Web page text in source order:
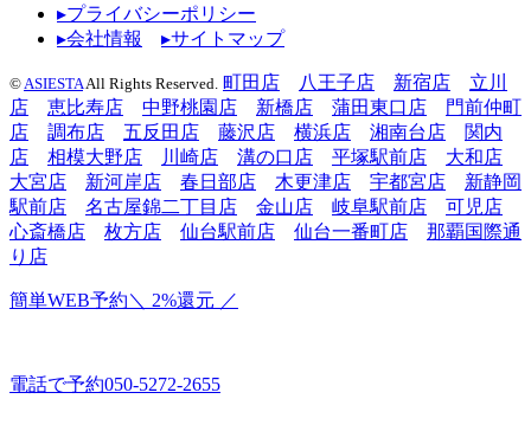
▸プライバシーポリシー
▸会社情報
▸サイトマップ
© ASIESTA All Rights Reserved. 町田店 八王子店 新宿店
立川
店
恵比寿店 中野桃園店 新橋店 蒲田東口店
門前仲町
店
調布店 五反田店 藤沢店 横浜店 湘南台店
関内
店
相模大野店 川崎店 溝の口店 平塚駅前店
大和店
大宮店
新河岸店 春日部店 木更津店 宇都宮店
新静岡
駅前店
名古屋錦二丁目店 金山店 岐阜駅前店
可児店
心斎橋店
枚方店 仙台駅前店 仙台一番町店
那覇国際通
り店
簡単WEB予約＼ 2%還元 ／
電話で予約050-5272-2655